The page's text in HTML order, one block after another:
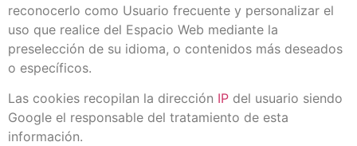
reconocerlo como Usuario frecuente y personalizar el
uso que realice del Espacio Web mediante la
preselección de su idioma, o contenidos más deseados
o específicos.
Las cookies recopilan la dirección IP del usuario siendo
Google el responsable del tratamiento de esta
información.